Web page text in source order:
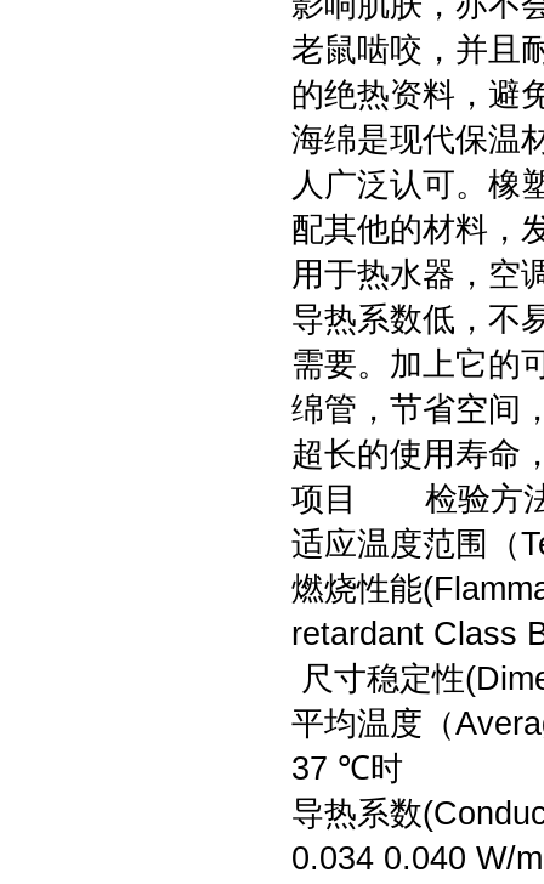
老鼠啮咬，并且
的绝热资料，避
海绵是现代保温
人广泛认可。橡
配其他的材料，
用于热水器，空
导热系数低，不
需要。加上它的
绵管，节省空间
超长的使用寿命
项目 检验
适应温度范围
燃烧性能
retardant Class
尺寸稳定性
平均温度（
37 ℃时
导热系数
0.034 0.040 W/